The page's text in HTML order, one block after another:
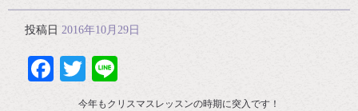
投稿日 2016年10月29日
Facebook
Twitter
今年もクリスマスレッスンの時期に突入です！